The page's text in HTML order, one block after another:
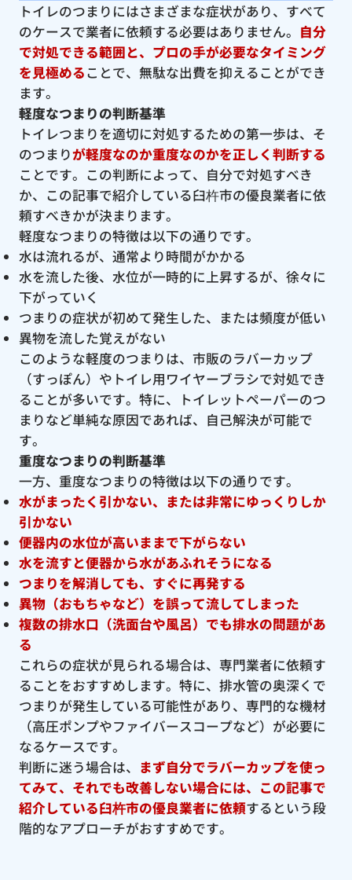
トイレのつまりにはさまざまな症状があり、すべて
のケースで業者に依頼する必要はありません。 自分
で対処できる範囲と、プロの手が必要なタイミング
を見極めることで、無駄な出費を抑えることができ
ます。
軽度なつまりの判断基準
トイレつまりを適切に対処するための第一歩は、そ
のつまりが軽度なのか重度なのかを正しく判断する
ことです。この判断によって、自分で対処すべき
か、この記事で紹介している臼杵市の優良業者に依
頼すべきかが決まります。
軽度なつまりの特徴は以下の通りです。
水は流れるが、通常より時間がかかる
水を流した後、水位が一時的に上昇するが、徐々に
下がっていく
つまりの症状が初めて発生した、または頻度が低い
異物を流した覚えがない
このような軽度のつまりは、市販のラバーカップ
（すっぽん）やトイレ用ワイヤーブラシで対処でき
ることが多いです。特に、トイレットペーパーのつ
まりなど単純な原因であれば、自己解決が可能で
す。
重度なつまりの判断基準
一方、重度なつまりの特徴は以下の通りです。
水がまったく引かない、または非常にゆっくりしか
引かない
便器内の水位が高いままで下がらない
水を流すと便器から水があふれそうになる
つまりを解消しても、すぐに再発する
異物（おもちゃなど）を誤って流してしまった
複数の排水口（洗面台や風呂）でも排水の問題があ
る
これらの症状が見られる場合は、専門業者に依頼す
ることをおすすめします。特に、排水管の奥深くで
つまりが発生している可能性があり、専門的な機材
（高圧ポンプやファイバースコープなど）が必要に
なるケースです。
判断に迷う場合は、 まず自分でラバーカップを使っ
てみて、それでも改善しない場合には、この記事で
紹介している臼杵市の優良業者に依頼するという段
階的なアプローチがおすすめです。